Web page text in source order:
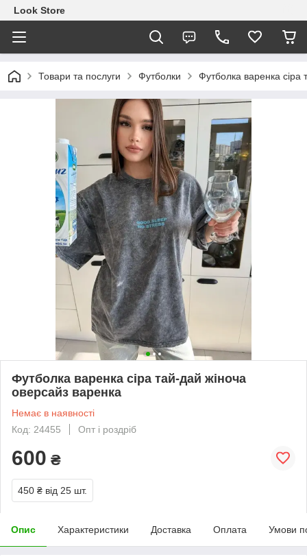
Look Store
Товари та послуги Футболки Футболка варенка сіра
Футболка варенка сіра тай-дай жіноча
оверсайз варенка
Немає в наявності
Код: 24455
Опт і роздріб
600 ₴
450 ₴ від 25 шт.
Опис Характеристики Доставка Оплата Умови